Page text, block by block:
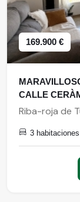
169.900 €
CALLE
Riba-roja de
3 habitaciones